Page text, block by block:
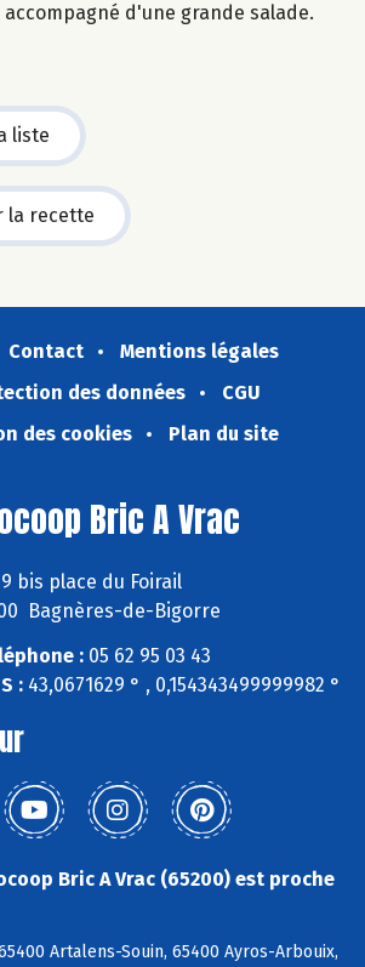
d'une grande salade.
liste
la recette
Contact
Mentions légales
des données
CGU
des cookies
Plan du site
Bric A Vrac
9 bis place du Foirail
Bagnères-de-Bigorre
: 05 62 95 03 43
: 43,0671629 ° , 0,154343499999982 °
Bric A Vrac (65200) est proche
Artalens-Souin, 65400 Ayros-Arbouix,